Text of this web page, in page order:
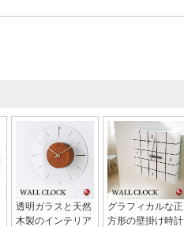
透明ガラスと天然
木製のインテリア
グラフィカルな正
方形の壁掛け時計